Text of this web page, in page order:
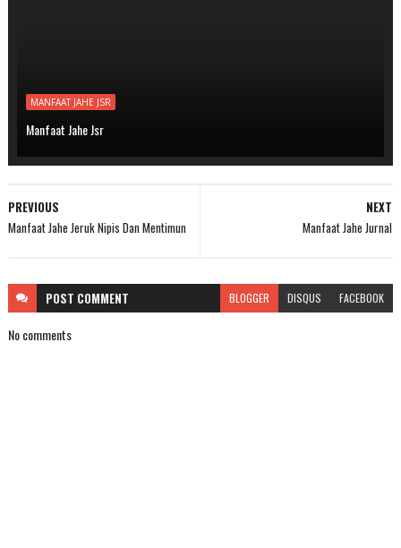
MANFAAT JAHE JSR
Manfaat Jahe Jsr
NEXT
Manfaat Jahe Jurnal
PREVIOUS
Manfaat Jahe Jeruk Nipis Dan Mentimun
POST COMMENT BLOGGER DISQUS FACEBOOK
No comments